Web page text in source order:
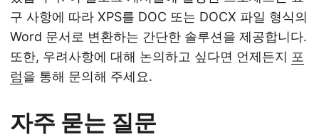
구 사항에 따라 XPS를 DOC 또는 DOCX 파일 형식의
Word 문서로 변환하는 간단한 솔루션을 제공합니다.
또한, 우려사항에 대해 논의하고 싶다면 언제든지 포
럼을 통해 문의해 주세요.
자주 묻는 질문